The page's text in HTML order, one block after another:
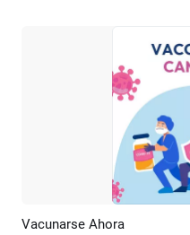
Previsualizar
Vacunarse Ahora